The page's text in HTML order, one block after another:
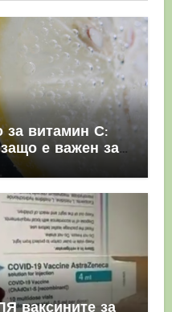
за витамин С:
е важен за
ваксините за